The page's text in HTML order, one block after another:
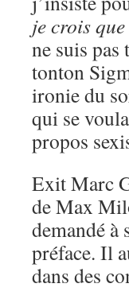
je crois
ne suis
tonton
ironie du
qui se
propos
Exit Marc
de Max
demandé
préface. Il
dans des